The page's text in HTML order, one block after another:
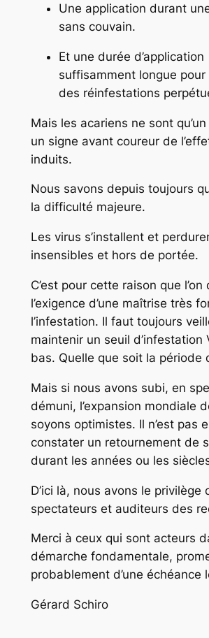
Une application durant
sans couvain.
Et une durée d’application
suffisamment longue pour
des réinfestations
Mais les acariens ne sont
un signe avant coureur de
induits.
Nous savons depuis toujours
la difficulté majeure.
Les virus s’installent et
insensibles et hors de portée.
C’est pour cette raison que
l’exigence d’une maîtrise très
l’infestation. Il faut toujours
maintenir un seuil d’infestation
bas. Quelle que soit la période
Mais si nous avons subi, en
démuni, l’expansion mondiale
soyons optimistes. Il n’est pas
constater un retournement de
durant les années ou les
D’ici là, nous avons le privilège
spectateurs et auditeurs des
Merci à ceux qui sont acteurs
démarche fondamentale,
probablement d’une échéance
Gérard Schiro